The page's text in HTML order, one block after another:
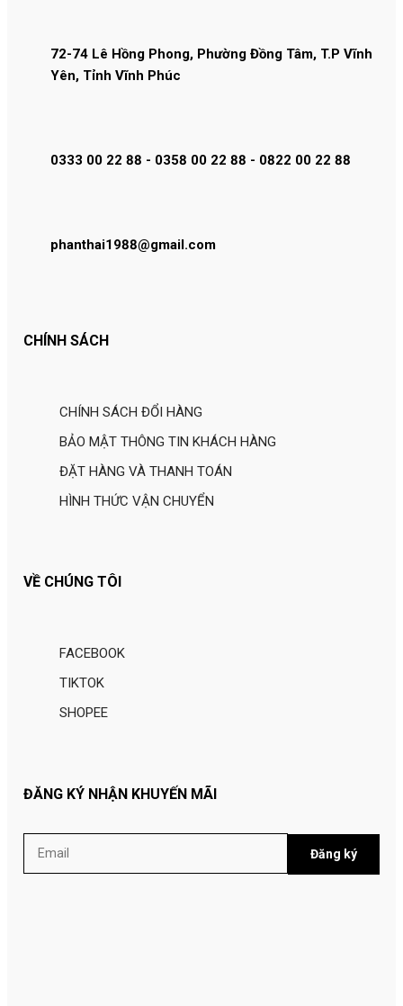
72-74 Lê Hồng Phong, Phường Đồng Tâm, T.P Vĩnh
Yên, Tỉnh Vĩnh Phúc
0333 00 22 88 - 0358 00 22 88 - 0822 00 22 88
phanthai1988@gmail.com
CHÍNH SÁCH
CHÍNH SÁCH ĐỔI HÀNG
BẢO MẬT THÔNG TIN KHÁCH HÀNG
ĐẶT HÀNG VÀ THANH TOÁN
HÌNH THỨC VẬN CHUYỂN
VỀ CHÚNG TÔI
FACEBOOK
TIKTOK
SHOPEE
ĐĂNG KÝ NHẬN KHUYẾN MÃI
Đăng ký